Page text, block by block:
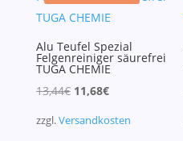
Alu Teufel Spezial
Felgenreiniger säurefrei
TUGA CHEMIE
13,44€ Ursprünglicher
11,68€Aktueller
zzgl.Versandkosten